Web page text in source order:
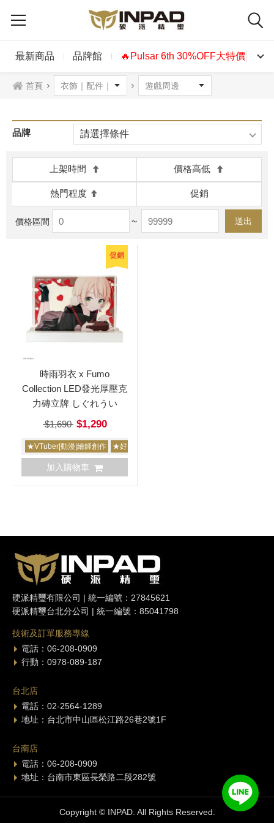
最新商品 品牌館 🔥Pulsar 6th 30%OFF大特價🔥
首頁
品牌 請選擇條件
上架時間 價格高低
熱門程度 促銷
價格區間 ~ 送出
促銷
時雨羽衣 x Fumo
Collection LED發光厚壓克
力磚立牌 しぐれうい
$1,690$1,290
★VTuber|動漫|繪師創作 ★好康撿寶區
加入購物車
硬派精璽有限公司 | 統一編號：27845621
硬派精璽台北分公司 | 統一編號：85041798
技術及訂單服務專線
電話：06-208-0909
行動：0978-089-187
台北店
電話：02-2564-1289
地址：台北市中山區松江路26巷2號1F
台南店
電話：06-208-0909
地址：台南市東區長榮路二段282號
Copyright © INPAD. All Rights Reserved.